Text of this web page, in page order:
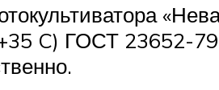
C) ГОСТ 23652-